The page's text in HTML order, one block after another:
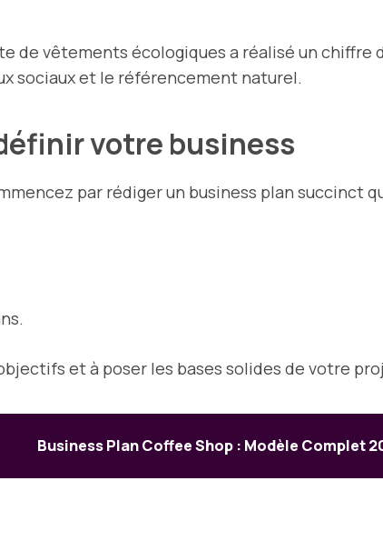
de vêtements écologiques a réalisé un chiffre
sociaux et le référencement naturel.
votre business
par rédiger un business plan succinct
et à poser les bases solides de votre
Business Plan Coffee Shop : Modèle Complet